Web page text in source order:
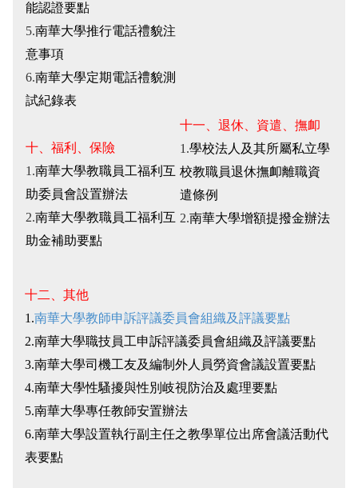
能認證要點
5.南華大學推行電話禮貌注
意事項
6.南華大學定期電話禮貌測
試紀錄表
十、福利、保險
1.南華大學教職員工福利互
助委員會設置辦法
2.南華大學教職員工福利互
助金補助要點
十一、退休、資遣、撫卹
1.學校法人及其所屬私立學
校教職員退休撫卹離職資
遣條例
2.南華大學增額提撥金辦法
十二、其他
1.南華大學教師申訴評議委員會組織及評議要點
2.南華大學職技員工申訴評議委員會組織及評議要點
3.南華大學司機工友及編制外人員勞資會議設置要點
4.南華大學性騷擾與性別岐視防治及處理要點
5.南華大學專任教師安置辦法
6.南華大學設置執行副主任之教學單位出席會議活動代
表要點